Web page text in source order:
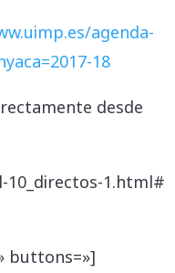
agenda-
18
desde
1.html#
buttons=»]